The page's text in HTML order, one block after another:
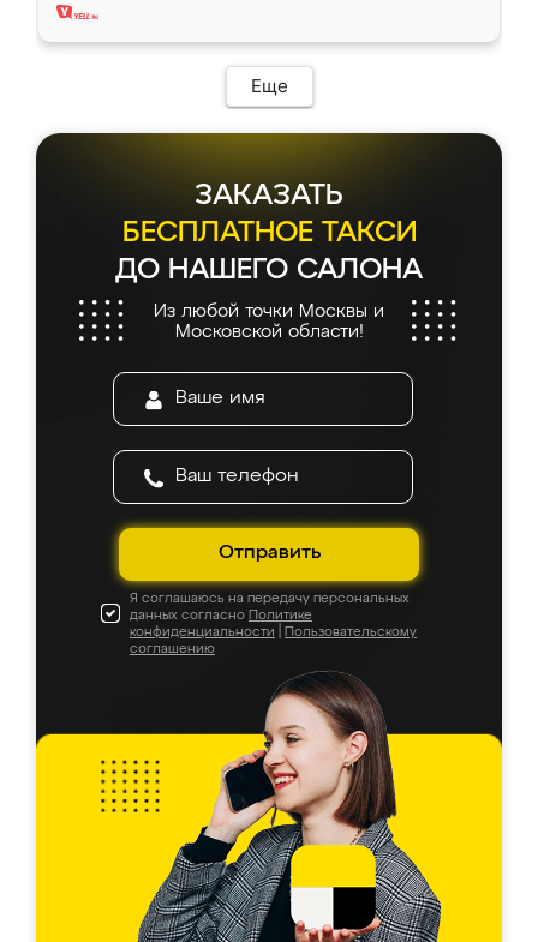
Еще
ЗАКАЗАТЬ
БЕСПЛАТНОЕ ТАКСИ
ДО НАШЕГО САЛОНА
Из любой точки Москвы и
Московской области!
Отправить
Я соглашаюсь на передачу персональных
данных согласно Политике
конфиденциальности
Пользовательскому
соглашению